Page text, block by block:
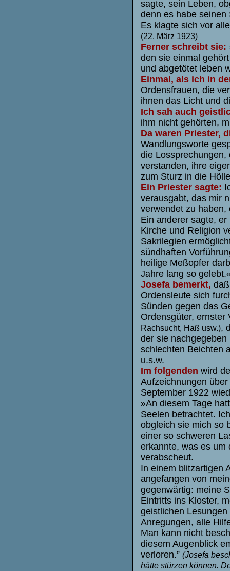
sagte, sein Leben,
denn es habe
Es klagte sich vor
(22. März 1923)
Ferner schreibt sie:
den sie einmal
und abgetötet leben
Einmal, als ich in
Ordensfrauen, die
ihnen das Licht und
Ich sah auch
ihm nicht gehörten,
Da waren Priester,
Wandlungsworte
die
verstanden, ihre
zum Sturz in die
Ein Priester sagte:
verausgabt, das mir
verwendet zu
Ein anderer sagte,
Kirche und Religion
Sakrilegien
sündhaften
heilige Meßopfer
Jahre lang so
Josefa bemerkt,
Ordensleute sich
Sünden gegen das
Ordensgüter,
Rachsucht, Haß usw.),
der sie
schlechten Beichten
u.s.w.
Im folgenden wird
Aufzeichnungen
September 1922
»An diesem Tage
Seelen betrachtet.
obgleich sie mich so
einer so schweren
erkannte, was es um
verabscheut.
In einem blitzartigen
angefangen von
gegenwärtig: meine
Eintritts ins Kloster,
geistlichen
Anregungen, alle
Man kann nicht
diesem Augenblick
verloren.” (Josefa
hätte stürzen können.